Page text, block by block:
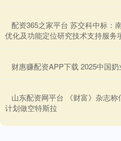
配资365之家平台 苏交科中标：
优化及功能定位研究技术支持服务
财惠赚配资APP下载 2025中国
山东配资网平台 《财富》杂志
计划做空特斯拉